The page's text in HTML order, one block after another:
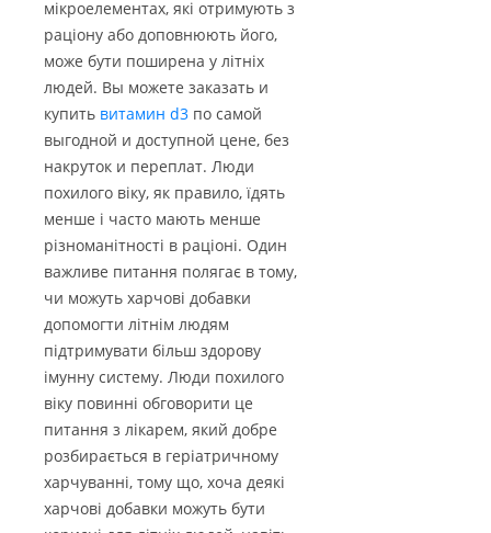
мікроелементах, які отримують з
раціону або доповнюють його,
може бути поширена у літніх
людей. Вы можете заказать и
купить витамин d3 по самой
выгодной и доступной цене, без
накруток и переплат. Люди
похилого віку, як правило, їдять
менше і часто мають менше
різноманітності в раціоні. Один
важливе питання полягає в тому,
чи можуть харчові добавки
допомогти літнім людям
підтримувати більш здорову
імунну систему. Люди похилого
віку повинні обговорити це
питання з лікарем, який добре
розбирається в геріатричному
харчуванні, тому що, хоча деякі
харчові добавки можуть бути